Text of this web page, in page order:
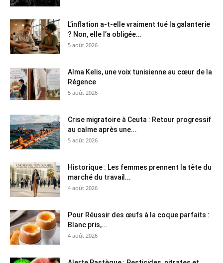
L’inflation a-t-elle vraiment tué la galanterie
? Non, elle l’a obligée...
5 août 2026
Alma Kelis, une voix tunisienne au cœur de la
Régence
5 août 2026
Crise migratoire à Ceuta : Retour progressif
au calme après une...
5 août 2026
Historique : Les femmes prennent la tête du
marché du travail...
4 août 2026
Pour Réussir des œufs à la coque parfaits :
Blanc pris,...
4 août 2026